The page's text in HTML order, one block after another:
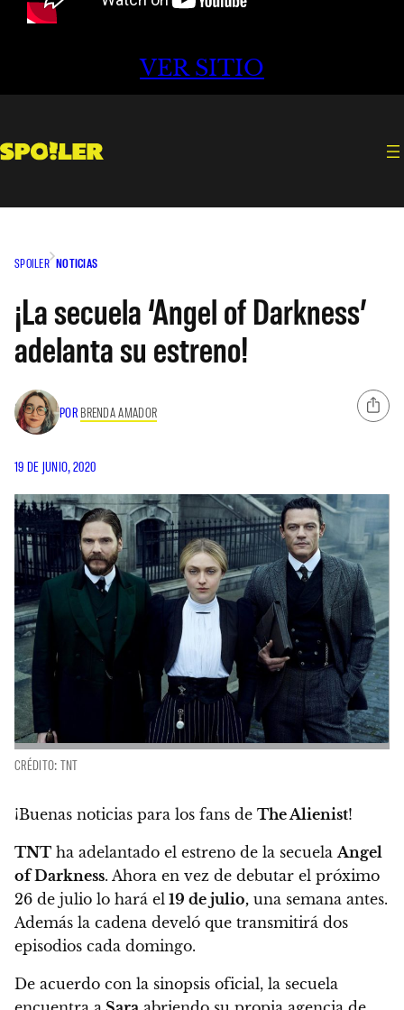
VER SITIO
SPOILER NOTICIAS
¡La secuela ‘Angel of Darkness’
adelanta su estreno!
POR BRENDA AMADOR
19 DE JUNIO, 2020
CRÉDITO: TNT
¡Buenas noticias para los fans de The Alienist!
TNT ha adelantado el estreno de la secuelaAngel
of Darkness. Ahora en vez de debutar el próximo
26 de julio lo hará el 19 de julio, una semana antes.
Además la cadena develó que transmitirá dos
episodios cada domingo.
De acuerdo con la sinopsis oficial, la secuela